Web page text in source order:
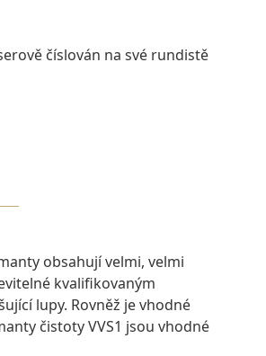
číslován na své rundistě
obsahují velmi, velmi
kvalifikovaným
lupy. Rovněž je vhodné
čistoty VVS1 jsou vhodné